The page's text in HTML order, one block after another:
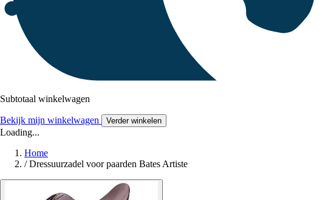
Subtotaal winkelwagen
Bekijk mijn winkelwagen Verder winkelen
Loading...
Home
/ Dressuurzadel voor paarden Bates Artiste